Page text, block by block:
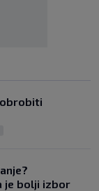
je bolji izbor